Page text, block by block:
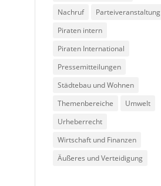
Nachruf
Parteiveranstaltung
Piraten intern
Piraten International
Pressemitteilungen
Städtebau und Wohnen
Themenbereiche
Umwelt
Urheberrecht
Wirtschaft und Finanzen
Äußeres und Verteidigung